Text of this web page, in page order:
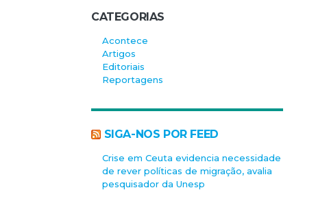
CATEGORIAS
Acontece
Artigos
Editoriais
Reportagens
SIGA-NOS POR FEED
Crise em Ceuta evidencia necessidade
de rever políticas de migração, avalia
pesquisador da Unesp